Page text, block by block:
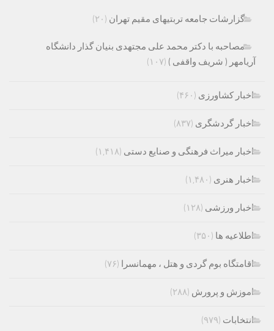
گزارشات جامعه تربتیهای مقیم تهران (۲۰)
مصاحبه با دکتر محمد علی مجتهدی بنیان گذار دانشگاه
آریامهر ( شریف واقفی ) (۱۰۷)
اخبار کشاورزی (۴۶۰)
اخبار گردشگری (۸۳۷)
اخبار میراث فرهنگی و صنایع دستی (۱,۴۱۸)
اخبار هنری (۱,۴۸۰)
اخبار ورزشی (۱۲۸)
اطلاعیه ها (۳۵۰)
اقامتگاه بوم گردی و هتل ، مهمانسرا (۷۶)
اموزش و پرورش (۲۸۸)
انتخابات (۹۷۹)